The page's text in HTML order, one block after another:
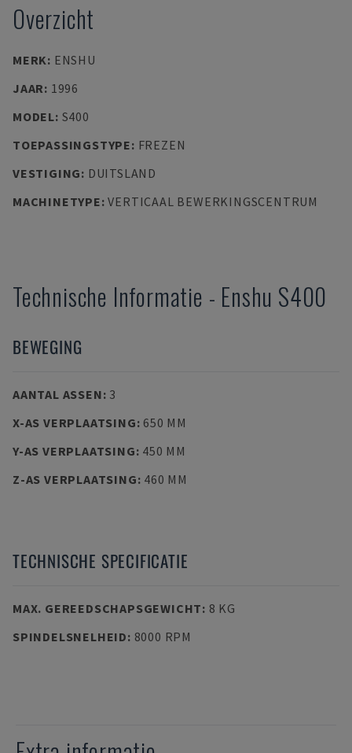
Overzicht
MERK: ENSHU
JAAR: 1996
MODEL: S400
TOEPASSINGSTYPE: FREZEN
VESTIGING: DUITSLAND
MACHINETYPE:VERTICAAL BEWERKINGSCENTRUM
Technische Informatie - Enshu S400
BEWEGING
AANTAL ASSEN: 3
X-AS VERPLAATSING: 650 MM
Y-AS VERPLAATSING: 450 MM
Z-AS VERPLAATSING: 460 MM
TECHNISCHE SPECIFICATIE
MAX. GEREEDSCHAPSGEWICHT: 8 KG
SPINDELSNELHEID: 8000 RPM